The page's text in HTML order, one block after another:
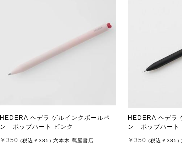
HEDERA ヘデラ ゲルインクボールペ
ン ポップハート ピンク
￥350 (税込 ￥385) 六本木 蔦屋書店
HEDERA ヘデラ
￥350 (税込 ￥385)